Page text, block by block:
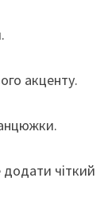
акценту.
чіткий